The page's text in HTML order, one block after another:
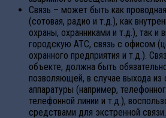
Связь – может быть как
(сотовая, радио и т.д.), как
охраны, охранниками и т.д.), так и
городскую АТС, связь с офисом
охранного предприятия и т.д.).
объекте, должна быть
позволяющей, в случае выхода из
аппаратуры (например,
телефонной линии и т.д.),
средствами для экстренной